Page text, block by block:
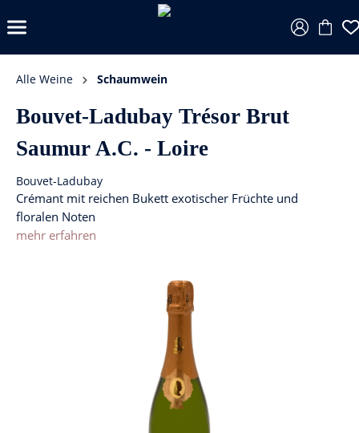
Alle Weine Schaumwein
Bouvet-Ladubay Trésor Brut
Saumur A.C. - Loire
Bouvet-Ladubay
Crémant mit reichen Bukett exotischer Früchte und
floralen Noten
mehr erfahren